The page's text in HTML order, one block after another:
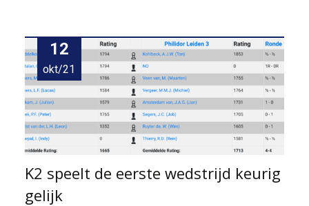
12
okt/21
K2 speelt de eerste wedstrijd keurig
gelijk